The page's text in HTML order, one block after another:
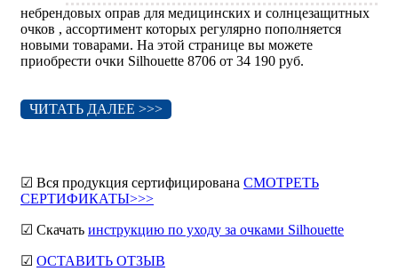
небрендовых оправ для медицинских и солнцезащитных
очков , ассортимент которых регулярно пополняется
новыми товарами. На этой странице вы можете
приобрести очки Silhouette 8706 от 34 190 руб.
ЧИТАТЬ ДАЛЕЕ >>>
☑ Вся продукция сертифицирована СМОТРЕТЬ
СЕРТИФИКАТЫ>>>
☑ Скачать инструкцию по уходу за очками Silhouette
☑ ОСТАВИТЬ ОТЗЫВ